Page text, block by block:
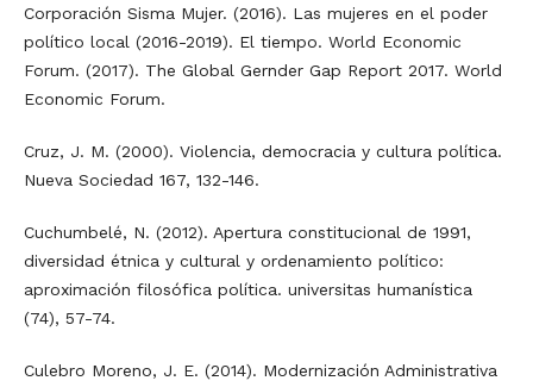
Corporación Sisma Mujer. (2016). Las mujeres en el poder
político local (2016-2019). El tiempo. World Economic
Forum. (2017). The Global Gernder Gap Report 2017. World
Economic Forum.
Cruz, J. M. (2000). Violencia, democracia y cultura política.
Nueva Sociedad 167, 132-146.
Cuchumbelé, N. (2012). Apertura constitucional de 1991,
diversidad étnica y cultural y ordenamiento político:
aproximación filosófica política. universitas humanística
(74), 57-74.
Culebro Moreno, J. E. (2014). Modernización Administrativa